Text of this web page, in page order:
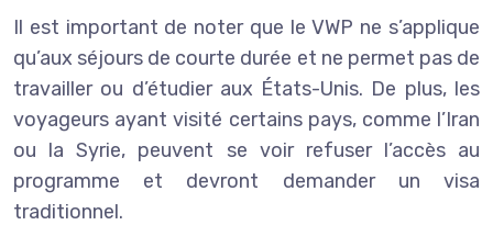
Il est important de noter que le VWP ne s’applique
qu’aux séjours de courte durée et ne permet pas de
travailler ou d’étudier aux États-Unis. De plus, les
voyageurs ayant visité certains pays, comme l’Iran
ou la Syrie, peuvent se voir refuser l’accès au
programme et devront demander un visa
traditionnel.